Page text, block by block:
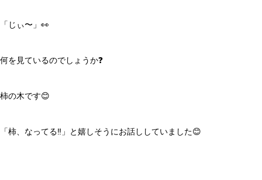
「じぃ〜」👀
何を見ているのでしょうか❓
柿の木です😊
「柿、なってる‼️」と嬉しそうにお話ししていました😊